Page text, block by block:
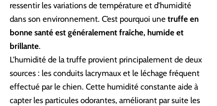
ressentir les variations de température et d’humidité
dans son environnement. C’est pourquoi une truffe en
bonne santé est généralement fraîche, humide et
brillante.
L’humidité de la truffe provient principalement de deux
sources : les conduits lacrymaux et le léchage fréquent
effectué par le chien. Cette humidité constante aide à
capter les particules odorantes, améliorant par suite les